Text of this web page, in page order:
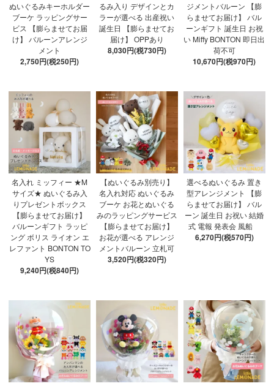
ぬいぐるみキーホルダー
ブーケ ラッピングサー
ビス 【膨らませてお届
け】 バルーンアレンジ
メント
2,750円(税250円)
るみ入り デザインとカ
ラーが選べる 出産祝い
誕生日 【膨らませてお
届け】 OPPあり
8,030円(税730円)
ジメントバルーン 【膨
らませてお届け】 バル
ーンギフト 誕生日 お祝
い Miffy BONTON 即日出
荷不可
10,670円(税970円)
名入れ ミッフィー ★M
サイズ★ ぬいぐるみ入
りプレゼントボックス
【膨らませてお届け】
バルーンギフト ラッピ
ング ボリス ライオン エ
レファント BONTON TO
YS
9,240円(税840円)
【ぬいぐるみ別売り】
名入れ対応 ぬいぐるみ
ブーケ お花とぬいぐる
みのラッピングサービス
【膨らませてお届け】
お花が選べる アレンジ
メントバルーン 立札可
3,520円(税320円)
選べるぬいぐるみ 置き
型アレンジメント 【膨
らませてお届け】 バル
ーン 誕生日 お祝い 結婚
式 電報 発表会 風船
6,270円(税570円)